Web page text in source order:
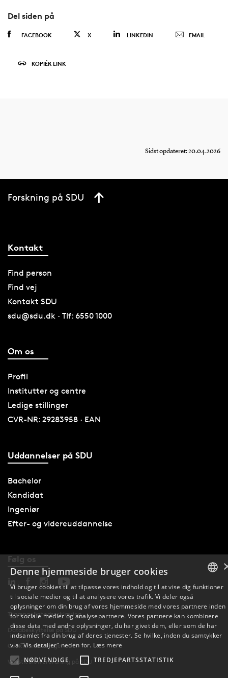
Del siden på
FACEBOOK X LINKEDIN EMAIL
KOPIÉR LINK
Sidst opdateret: 20.04.2026
Forskning på SDU
Kontakt
Find person
Find vej
Kontakt SDU
sdu@sdu.dk · Tlf: 6550 1000
Om os
Profil
Institutter og centre
Ledige stillinger
CVR-NR: 29283958 · EAN
Uddannelser på SDU
Bachelor
Kandidat
Ingeniør
Efter- og videreuddannelse
Følg os
Tilgængelighedserklæring
Databeskyttelse på SDU
Cookie-indstillinger
Whistleblowerordning på SDU
ENGLISH
Denne hjemmeside bruger cookies
Vi bruger cookies til at tilpasse vores indhold og til at vise dig funktioner
til sociale medier og til at analysere vores trafik. Vi deler også
oplysninger om din brug af vores hjemmeside med vores partnere inden
for sociale medier og analysepartnere. Vores partnere kan kombinere
disse data med andre oplysninger, du har givet dem, eller som de har
indsamlet fra din brug af deres tjenester. Se hvilke, inden du samtykker
via "Vis detaljer" neden for. Læs mere
NØDVENDIGE
TREDJEPARTSSTATISTIK